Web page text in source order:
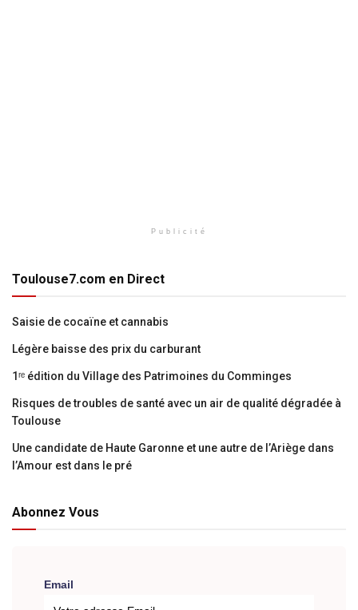
Publicité
Toulouse7.com en Direct
Saisie de cocaïne et cannabis
Légère baisse des prix du carburant
1ʳᵉ édition du Village des Patrimoines du Comminges
Risques de troubles de santé avec un air de qualité dégradée à
Toulouse
Une candidate de Haute Garonne et une autre de l’Ariège dans
l’Amour est dans le pré
Abonnez Vous
Email